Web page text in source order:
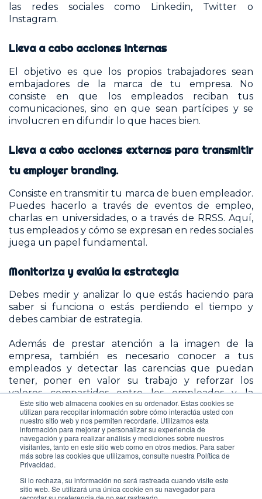
Este sitio web almacena cookies en su ordenador. Estas cookies se
utilizan para recopilar información sobre cómo interactúa usted con
nuestro sitio web y nos permiten recordarle. Utilizamos esta
información para mejorar y personalizar su experiencia de
navegación y para realizar análisis y mediciones sobre nuestros
visitantes, tanto en este sitio web como en otros medios. Para saber
más sobre las cookies que utilizamos, consulte nuestra Política de
Privacidad.
Si lo rechaza, su información no será rastreada cuando visite este
sitio web. Se utilizará una única cookie en su navegador para
las redes sociales como Linkedin, Twitter o
Instagram.
Lleva a cabo acciones internas
El objetivo es que los propios trabajadores sean
embajadores de la marca de tu empresa. No
consiste en que los empleados reciban tus
comunicaciones, sino en que sean partícipes y se
involucren en difundir lo que haces bien.
Lleva a cabo acciones externas para transmitir
tu employer branding.
Consiste en transmitir tu marca de buen empleador.
Puedes hacerlo a través de eventos de empleo,
charlas en universidades, o a través de RRSS. Aquí,
tus empleados y cómo se expresan en redes sociales
juega un papel fundamental.
Monitoriza y evalúa la estrategia
Debes medir y analizar lo que estás haciendo para
saber si funciona o estás perdiendo el tiempo y
debes cambiar de estrategia.
Además de prestar atención a la imagen de la
empresa, también es necesario conocer a tus
empleados y detectar las carencias que puedan
tener, poner en valor su trabajo y reforzar los
valores compartidos entre los empleados y la
empresa.
Las evaluaciones del desempeño pueden servirnos
como un buen medidor para conocer si estas
iniciativas están impactando positivamente al
empleado.